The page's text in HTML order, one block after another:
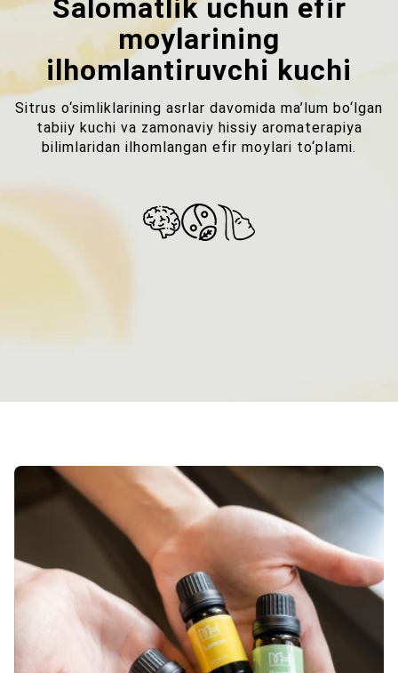
Salomatlik uchun efir
moylarining
ilhomlantiruvchi kuchi
Sitrus o‘simliklarining asrlar davomida ma’lum bo‘lgan
tabiiy kuchi va zamonaviy hissiy aromaterapiya
bilimlaridan ilhomlangan efir moylari to‘plami.